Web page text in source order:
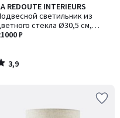
REDOUTE INTERIEURS
светильник из
стекла Ø30,5 см,
/ Киноко
₽
3,9
/ 5
3,9